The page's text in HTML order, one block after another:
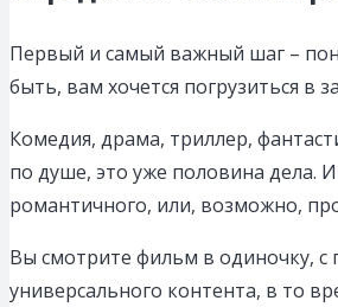
Первый и самый важный шаг –
быть, вам хочется погрузиться в
Комедия, драма, триллер,
по душе, это уже половина дела.
романтичного, или, возможно,
Вы смотрите фильм в одиночку, с
универсального контента, в то